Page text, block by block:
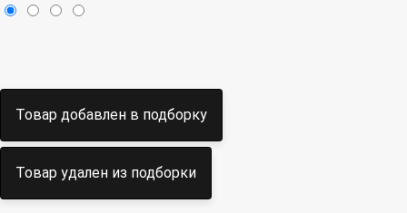
Товар добавлен в подборку
Товар удален из подборки